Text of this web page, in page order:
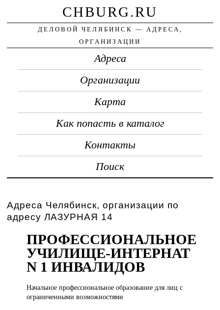
CHBURG.RU
ДЕЛОВОЙ ЧЕЛЯБИНСК — АДРЕСА,
ОРГАНИЗАЦИИ
Адреса
Организации
Карта
Как попасть в каталог
Контакты
Поиск
Адреса Челябинск, организации по
адресу ЛАЗУРНАЯ 14
ПРОФЕССИОНАЛЬНОЕ
УЧИЛИЩЕ-ИНТЕРНАТ
N 1 ИНВАЛИДОВ
Начальное профессиональноеобразование для лиц с
ограниченными возможностями